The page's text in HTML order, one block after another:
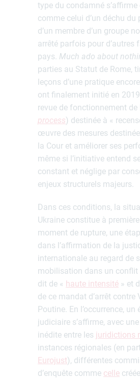
type du condamné s’affirme
comme celui d’un déchu du
d’un membre d’un groupe
arrêté parfois pour d’autres
pays. Much ado about
parties au Statut de Rome,
leçons d’une pratique
ont finalement initié en
revue de fonctionnement de
process) destinée à «
œuvre des mesures
la Cour et améliorer ses
même si l’initiative entend
constant et néglige par
enjeux structurels majeurs.
Dans ces conditions, la
Ukraine constitue à
moment de rupture, une
dans l’affirmation de la
internationale au regard de
mobilisation dans un conflit
dit de « haute intensité » et
de ce mandat d’arrêt contre
Poutine. En l’occurrence, un
judiciaire s’affirme, avec
inédite entre les juridictions
instances régionales (en
Eurojust), différentes
d’enquête comme celle